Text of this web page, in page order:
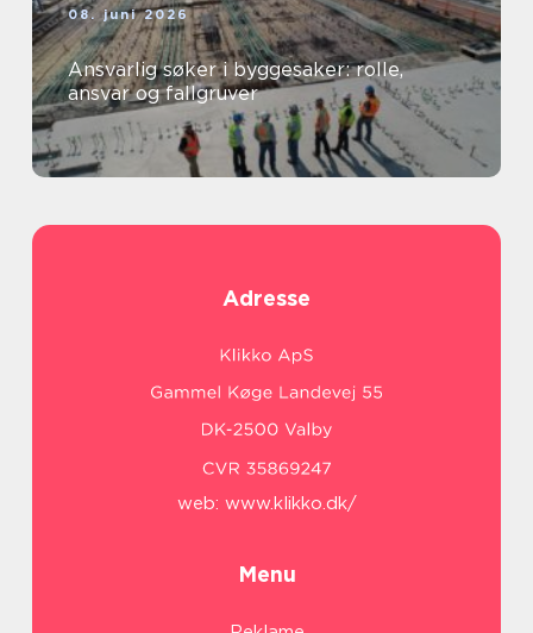
08. juni 2026
Ansvarlig søker i byggesaker: rolle,
ansvar og fallgruver
Adresse
web: www.klikko.dk/
Menu